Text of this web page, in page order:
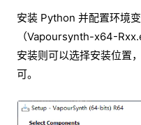
安装 Python 并配置环境
（Vapoursynth-x64-
安装则可以选择安装位置
可。